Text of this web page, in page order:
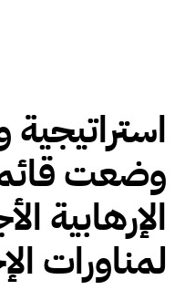
وضعت
الإرهابية
لمناورات